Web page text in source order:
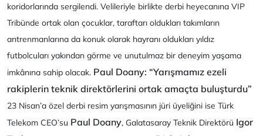
koridorlarında sergilendi. Velileriyle birlikte derbi heyecanına VIP
Tribünde ortak olan çocuklar, taraftarı oldukları takımların
antrenmanlarına da konuk olarak hayranı oldukları yıldız
futbolcuları yakından görme ve unutulmaz bir deneyim yaşama
imkânına sahip olacak. Paul Doany: “Yarışmamız ezeli
rakiplerin teknik direktörlerini ortak amaçta buluşturdu”
23 Nisan’a özel derbi resim yarışmasının jüri üyeliğini ise Türk
Telekom CEO’su Paul Doany, Galatasaray Teknik Direktörü Igor